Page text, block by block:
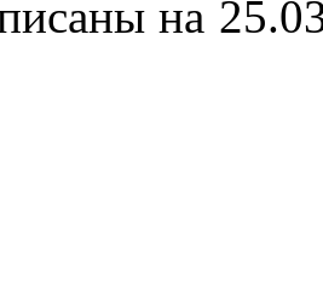
на